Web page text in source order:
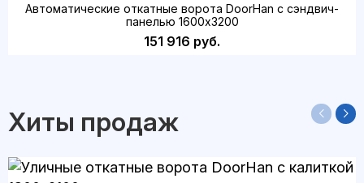
Автоматические откатные ворота DoorHan с сэндвич-
панелью 1600x3200
151 916 руб.
Хиты продаж